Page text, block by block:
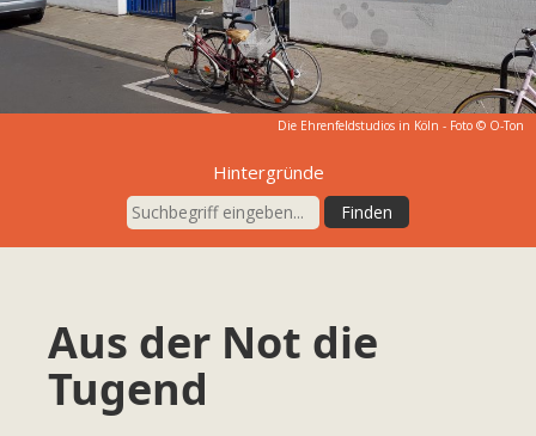
Die Ehrenfeldstudios in Köln - Foto © O-Ton
Hintergründe
Aus der Not die
Tugend